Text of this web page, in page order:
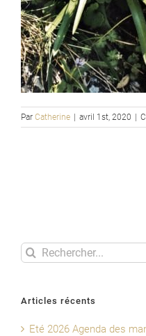
Par Catherine avril 1st, 2020
Rechercher
Articles récents
Eté 2026 Agenda des